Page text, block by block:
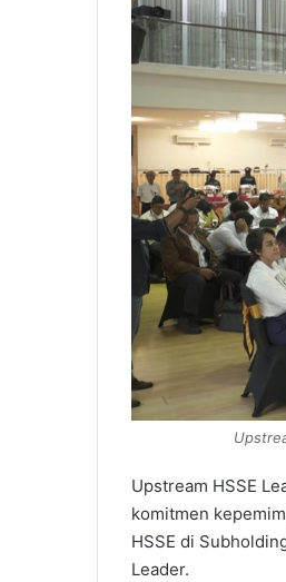
Upstream HSSE
komitmen
HSSE di
Leader.